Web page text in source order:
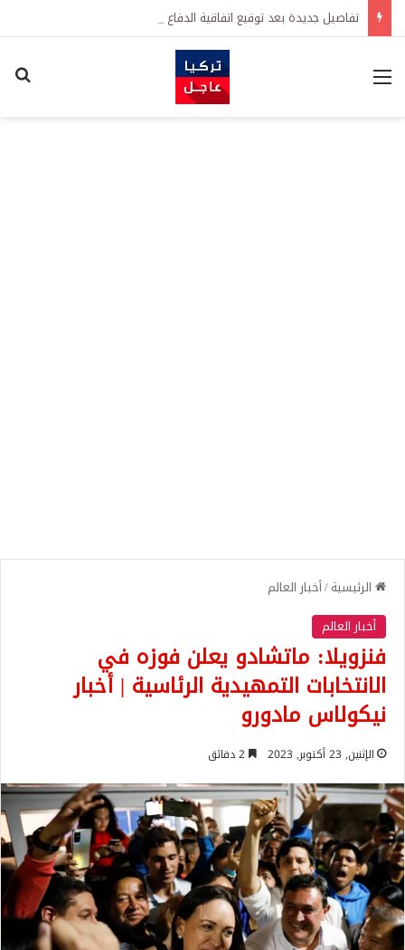
القائمة
الرئيسية/أخبار العالم
أخبار العالم
فنزويلا: ماتشادو يعلن فوزه في
الانتخابات التمهيدية الرئاسية | أخبار
نيكولاس مادورو
الإثنين, 23 أكتوبر, 2023